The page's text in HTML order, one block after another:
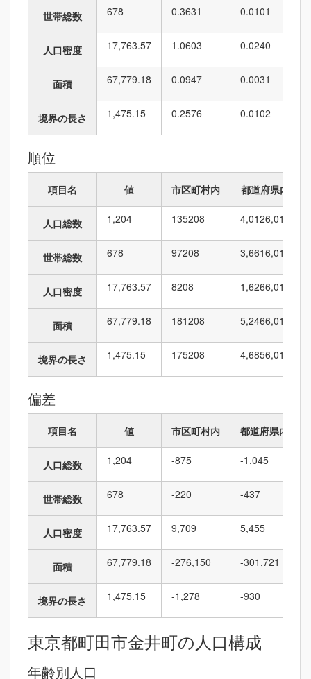
世帯総数 678 0.3631 0.0101
人口密度 17,763.57 1.0603 0.0240
面積 67,779.18 0.0947 0.0031
境界の長さ 1,475.15 0.2576 0.0102
順位
項目名 値 市区町村内 都道府県内
人口総数 1,204 135208 4,0126,010
世帯総数 678 97208 3,6616,010
人口密度 17,763.57 8208 1,6266,010
面積 67,779.18 181208 5,2466,010
境界の長さ 1,475.15 175208 4,6856,010
偏差
項目名 値 市区町村内 都道府県内
人口総数 1,204 -875 -1,045
世帯総数 678 -220 -437
人口密度 17,763.57 9,709 5,455
面積 67,779.18 -276,150 -301,721
境界の長さ 1,475.15 -1,278 -930
東京都町田市金井町の人口構成
年齢別人口